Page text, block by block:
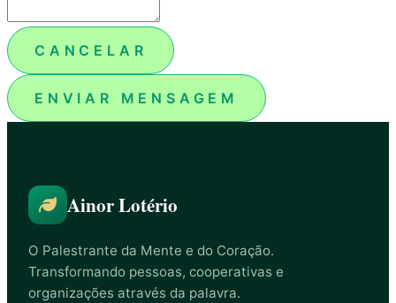
CANCELAR
ENVIAR MENSAGEM
Ainor Lotério
O Palestrante da Mente e do Coração.
Transformando pessoas, cooperativas e
organizações através da palavra.